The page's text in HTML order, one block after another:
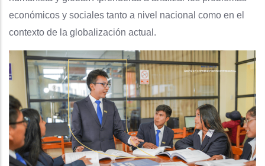
económicos y sociales tanto a nivel nacional como en el
contexto de la globalización actual.